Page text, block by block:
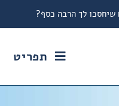
שיחסכו לך הרבה כסף?
תפריט